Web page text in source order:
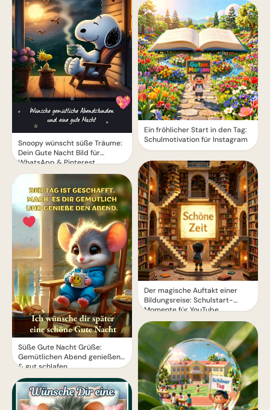
Snoopy wünscht süße Träume:
Dein Gute Nacht Bild für
WhatsApp & Pinterest
Süße Gute Nacht Grüße:
Gemütlichen Abend genießen
& gut schlafen
Ein fröhlicher Start in den Tag:
Schulmotivation für Instagram
Der magische Auftakt einer
Bildungsreise: Schulstart-
Momente für YouTube